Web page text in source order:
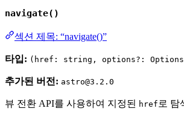
navigate()
섹션 제목: “navigate()”
타입: (href: string, options?:
추가된 버전: astro@3.2.0
뷰 전환 API를 사용하여 지정된 href로 탐